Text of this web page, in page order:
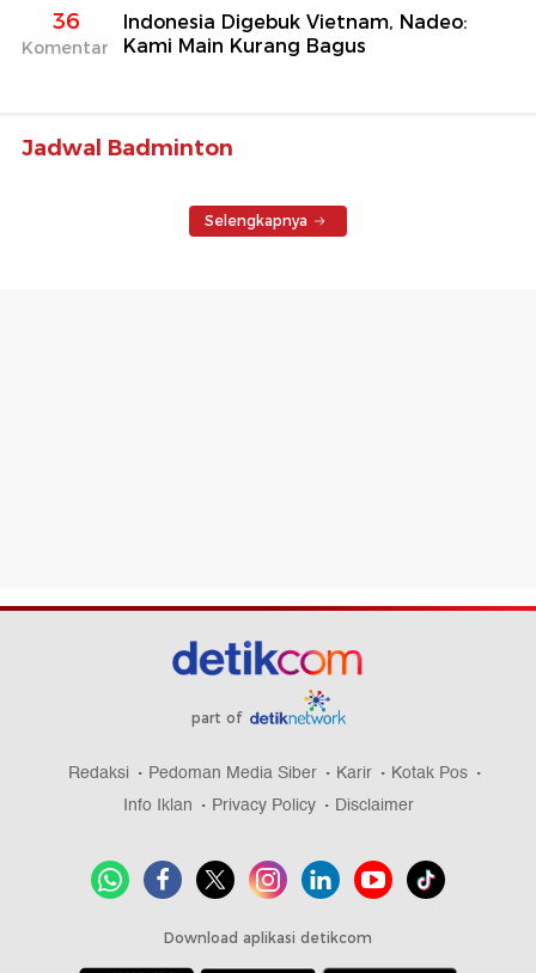
36
Komentar
Indonesia Digebuk Vietnam, Nadeo:
Kami Main Kurang Bagus
Jadwal Badminton
Selengkapnya
part of
Redaksi Pedoman Media Siber Karir
Kotak Pos
Info Iklan
Privacy Policy Disclaimer
Download aplikasi detikcom